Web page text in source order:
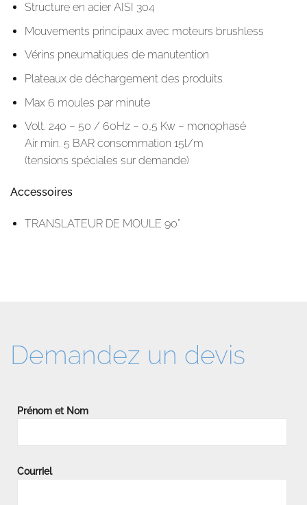
Structure en acier AISI 304
Mouvements principaux avec moteurs brushless
Vérins pneumatiques de manutention
Plateaux de déchargement des produits
Max 6 moules par minute
Volt. 240 – 50 / 60Hz – 0,5 Kw – monophasé
Air min. 5 BAR consommation 15l/m
(tensions spéciales sur demande)
Accessoires
TRANSLATEUR DE MOULE 90°
Demandez un devis
Prénom et Nom
Courriel